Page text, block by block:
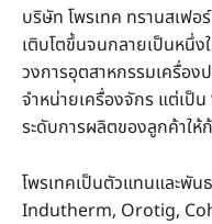
บริษัท โพรเทค ทรานสเฟ
เติบโตขึ้นจนกลายเป็นหนึ่ง
วงการอุตสาหกรรมเครื่อง
จำหน่ายเครื่องจักร แต่เป็น
ระดับการผลิตของลูกค้าให้
โพรเทคเป็นตัวแทนและพั
Indutherm, Orotig,